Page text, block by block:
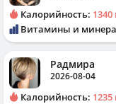
Калорийность: 1340
Витамины и
Радмира
2026-08-04
Калорийность: 1235